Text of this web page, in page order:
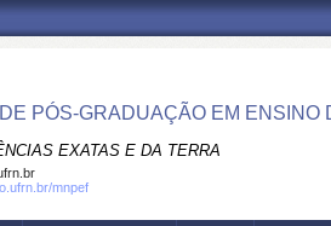
PÓS-GRADUAÇÃO EM ENSINO
EXATAS E DA TERRA
mnpef